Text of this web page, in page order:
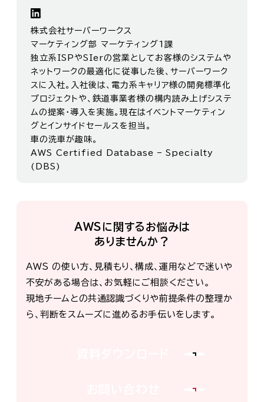
株式会社サーバーワークス
マーケティング部 マーケティング1課
独立系ISPやSIerの営業としてお客様のシステムや
ネットワークの最適化に従事した後、サーバーワーク
スに入社。入社後は、電力系キャリア様の開発標準化
プロジェクトや、鉄道事業者様の構内読み上げシステ
ムの提案・導入を実施。現在はイベントマーケティン
グとインサイドセールスを担当。
車の洗車が趣味。
AWS Certified Database – Specialty
(DBS)
AWSに関するお悩みは
ありませんか？
AWS の使い方、見積もり、構成、運用などで迷いや
不安がある場合は、お気軽にご相談ください。
現地チームとの共通認識づくりや前提条件の整理か
ら、判断をスムーズに進めるお手伝いをします。